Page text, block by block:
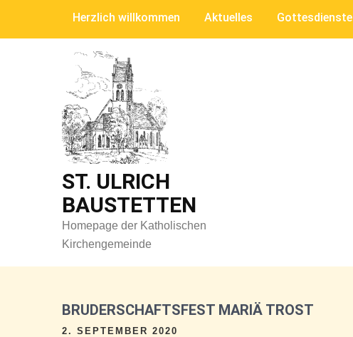
Herzlich willkommen Aktuelles Gottesdienste
ST. ULRICH
BAUSTETTEN
Homepage der Katholischen
Kirchengemeinde
BRUDERSCHAFTSFEST MARIÄ TROST
2. SEPTEMBER 2020